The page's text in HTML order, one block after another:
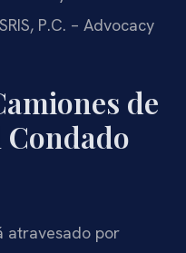
P.C. – Advocacy
de
Condado
atravesado por